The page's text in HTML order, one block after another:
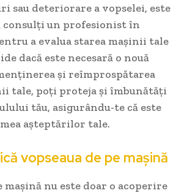
sau deteriorare a vopselei, este
consulți un profesionist în
a evalua starea mașinii tale
dacă este necesară o nouă
și reîmprospătarea
tale, poți proteja și îmbunătăți
tău, asigurându-te că este
așteptărilor tale.
vopseaua de pe mașină
mașină nu este doar o acoperire